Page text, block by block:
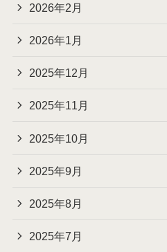
2026年2月
2026年1月
2025年12月
2025年11月
2025年10月
2025年9月
2025年8月
2025年7月